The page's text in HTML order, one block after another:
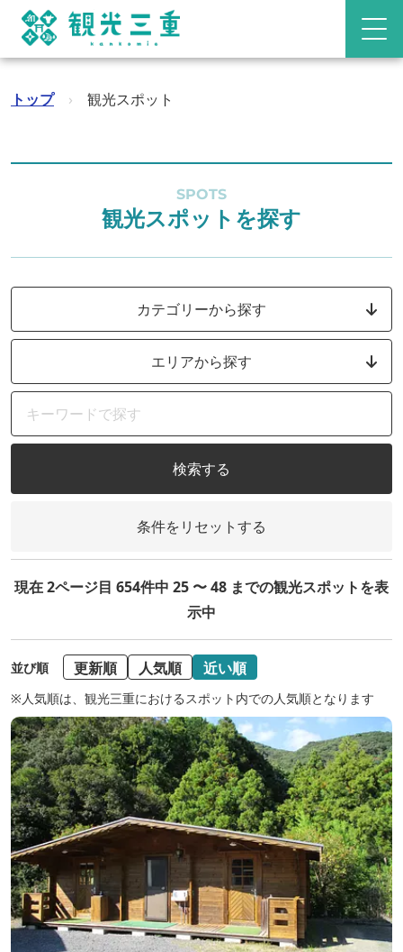
トップ › 観光スポット
SPOTS
観光スポットを探す
カテゴリーから探す
エリアから探す
検索する
条件をリセットする
現在 2ページ目 654件中 25 〜 48 までの観光スポットを表
示中
並び順 更新順 人気順 近い順
※人気順は、観光三重におけるスポット内での人気順となります